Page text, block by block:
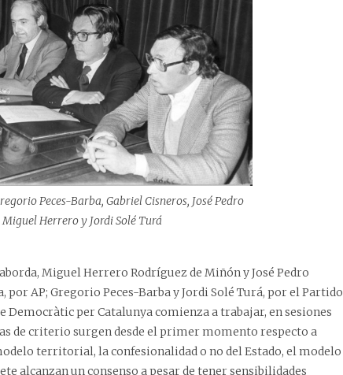
Peces-Barba, Gabriel Cisneros, José Pedro
Herrero y Jordi Solé Turá
Miguel Herrero Rodríguez de Miñón y José Pedro
por AP; Gregorio Peces-Barba y Jordi Solé Turá, por el Partido
Democràtic per Catalunya comienza a trabajar, en sesiones
de criterio surgen desde el primer momento respecto a
territorial, la confesionalidad o no del Estado, el modelo
alcanzan un consenso a pesar de tener sensibilidades